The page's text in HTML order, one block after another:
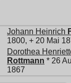
Johann Heinrich
1800, + 20 Mai
Dorothea
Rottmann * 26
1867